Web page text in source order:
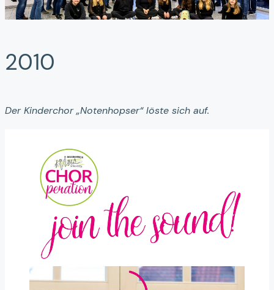
2010
Der Kinderchor „Notenhopser“ löste sich auf.